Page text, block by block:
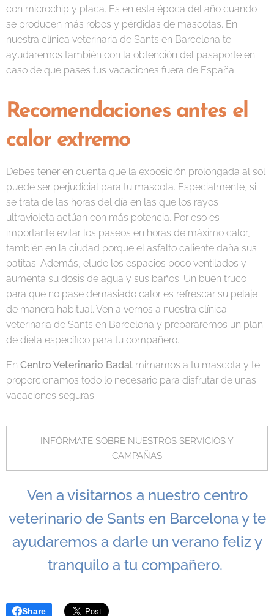
con microchip y placa. Es en esta época del año cuando
se producen más robos y pérdidas de mascotas. En
nuestra clínica veterinaria de Sants en Barcelona te
ayudaremos también con la obtención del pasaporte en
caso de que pases tus vacaciones fuera de España.
Recomendaciones antes el
calor extremo
Debes tener en cuenta que la exposición prolongada al sol
puede ser perjudicial para tu mascota. Especialmente, si
se trata de las horas del día en las que los rayos
ultravioleta actúan con más potencia. Por eso es
importante evitar los paseos en horas de máximo calor,
también en la ciudad porque el asfalto caliente daña sus
patitas. Además, elude los espacios poco ventilados y
aumenta su dosis de agua y sus baños. Un buen truco
para que no pase demasiado calor es refrescar su pelaje
de manera habitual. Ven a vernos a nuestra clínica
veterinaria de Sants en Barcelona y prepararemos un plan
de dieta específico para tu compañero.
En Centro Veterinario Badal mimamos a tu mascota y te
proporcionamos todo lo necesario para disfrutar de unas
vacaciones seguras.
INFÓRMATE SOBRE NUESTROS SERVICIOS Y
CAMPAÑAS
Ven a visitarnos a nuestro centro
veterinario de Sants en Barcelona y te
ayudaremos a darle un verano feliz y
tranquilo a tu compañero.
Share